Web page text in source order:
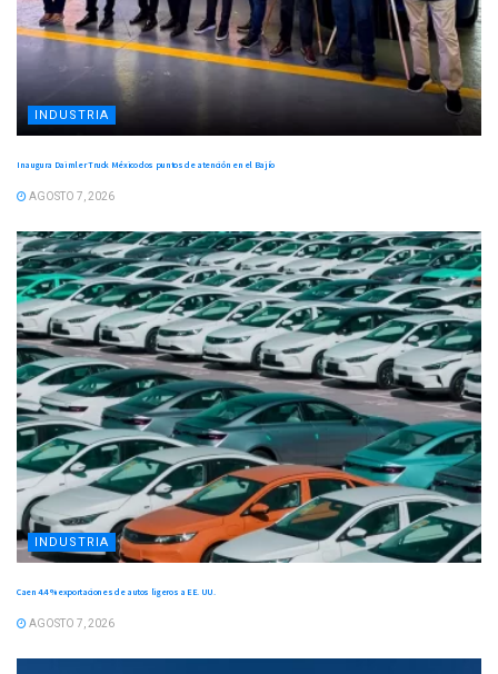
INDUSTRIA
Inaugura Daimler Truck México dos puntos de atención en el Bajío
AGOSTO 7, 2026
INDUSTRIA
Caen 4.4 % exportaciones de autos ligeros a EE. UU.
AGOSTO 7, 2026